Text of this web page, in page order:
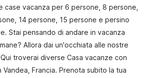
case vacanza per 6 persone, 8 persone,
14 persone, 15 persone e persino
Stai pensando di andare in vacanza
Allora dai un'occhiata alle nostre
troverai diverse Casa vacanze con
Francia. Prenota subito la tua